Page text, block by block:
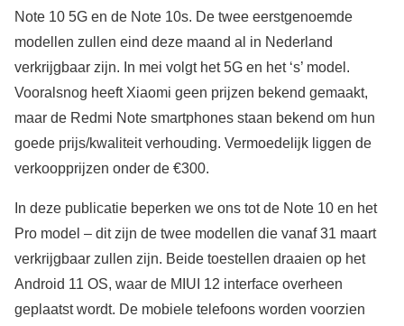
Note 10 5G en de Note 10s. De twee eerstgenoemde
modellen zullen eind deze maand al in Nederland
verkrijgbaar zijn. In mei volgt het 5G en het ‘s’ model.
Vooralsnog heeft Xiaomi geen prijzen bekend gemaakt,
maar de Redmi Note smartphones staan bekend om hun
goede prijs/kwaliteit verhouding. Vermoedelijk liggen de
verkoopprijzen onder de €300.
In deze publicatie beperken we ons tot de Note 10 en het
Pro model – dit zijn de twee modellen die vanaf 31 maart
verkrijgbaar zullen zijn. Beide toestellen draaien op het
Android 11 OS, waar de MIUI 12 interface overheen
geplaatst wordt. De mobiele telefoons worden voorzien